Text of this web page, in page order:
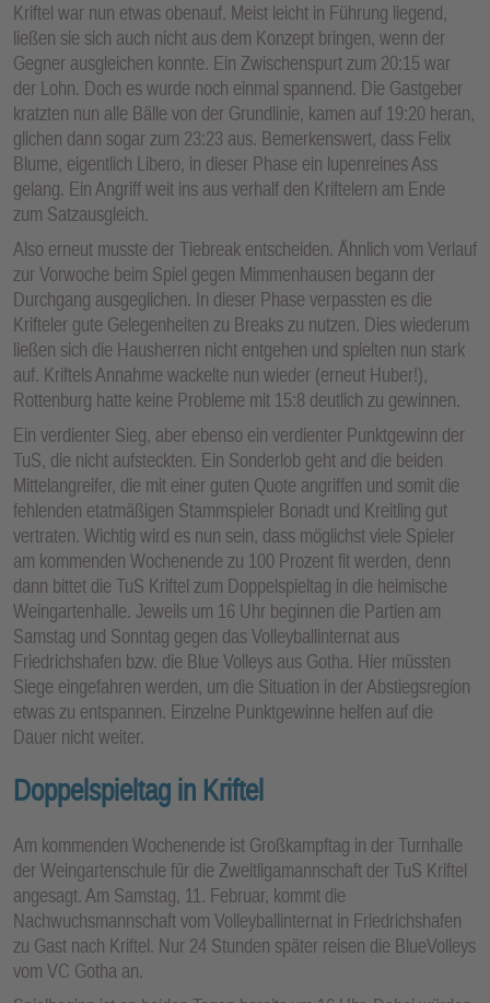
Kriftel war nun etwas obenauf. Meist leicht in Führung liegend,
ließen sie sich auch nicht aus dem Konzept bringen, wenn der
Gegner ausgleichen konnte. Ein Zwischenspurt zum 20:15 war
der Lohn. Doch es wurde noch einmal spannend. Die Gastgeber
kratzten nun alle Bälle von der Grundlinie, kamen auf 19:20 heran,
glichen dann sogar zum 23:23 aus. Bemerkenswert, dass Felix
Blume, eigentlich Libero, in dieser Phase ein lupenreines Ass
gelang. Ein Angriff weit ins aus verhalf den Kriftelern am Ende
zum Satzausgleich.
Also erneut musste der Tiebreak entscheiden. Ähnlich vom Verlauf
zur Vorwoche beim Spiel gegen Mimmenhausen begann der
Durchgang ausgeglichen. In dieser Phase verpassten es die
Krifteler gute Gelegenheiten zu Breaks zu nutzen. Dies wiederum
ließen sich die Hausherren nicht entgehen und spielten nun stark
auf. Kriftels Annahme wackelte nun wieder (erneut Huber!),
Rottenburg hatte keine Probleme mit 15:8 deutlich zu gewinnen.
Ein verdienter Sieg, aber ebenso ein verdienter Punktgewinn der
TuS, die nicht aufsteckten. Ein Sonderlob geht and die beiden
Mittelangreifer, die mit einer guten Quote angriffen und somit die
fehlenden etatmäßigen Stammspieler Bonadt und Kreitling gut
vertraten. Wichtig wird es nun sein, dass möglichst viele Spieler
am kommenden Wochenende zu 100 Prozent fit werden, denn
dann bittet die TuS Kriftel zum Doppelspieltag in die heimische
Weingartenhalle. Jeweils um 16 Uhr beginnen die Partien am
Samstag und Sonntag gegen das Volleyballinternat aus
Friedrichshafen bzw. die Blue Volleys aus Gotha. Hier müssten
Siege eingefahren werden, um die Situation in der Abstiegsregion
etwas zu entspannen. Einzelne Punktgewinne helfen auf die
Dauer nicht weiter.
Doppelspieltag in Kriftel
Am kommenden Wochenende ist Großkampftag in der Turnhalle
der Weingartenschule für die Zweitligamannschaft der TuS Kriftel
angesagt. Am Samstag, 11. Februar, kommt die
Nachwuchsmannschaft vom Volleyballinternat in Friedrichshafen
zu Gast nach Kriftel. Nur 24 Stunden später reisen die BlueVolleys
vom VC Gotha an.